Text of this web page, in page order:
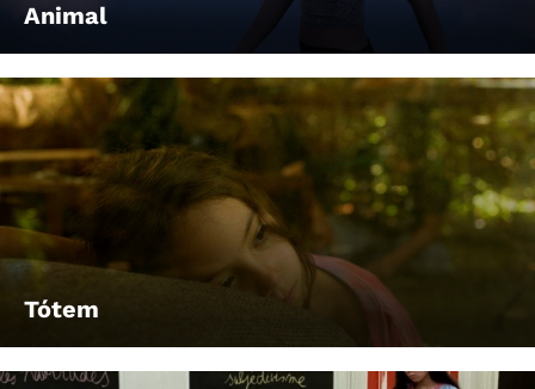
Animal
Tótem